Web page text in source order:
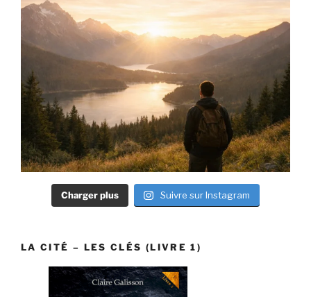
Charger plus Suivre sur Instagram
LA CITÉ – LES CLÉS (LIVRE 1)